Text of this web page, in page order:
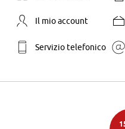
Il mio account
Servizio telefonico